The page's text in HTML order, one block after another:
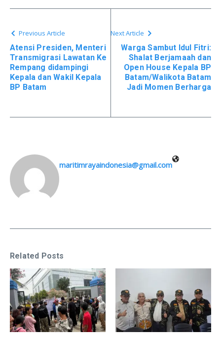
Previous Article
Atensi Presiden, Menteri
Transmigrasi Lawatan Ke
Rempang didampingi
Kepala dan Wakil Kepala
BP Batam
Next Article
Warga Sambut Idul Fitri:
Shalat Berjamaah dan
Open House Kepala BP
Batam/Walikota Batam
Jadi Momen Berharga
maritimrayaindonesia@gmail.com
Related Posts